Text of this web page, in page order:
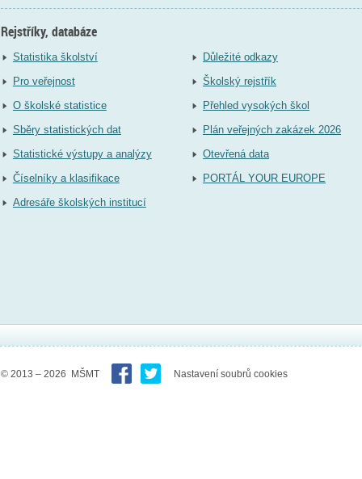
Rejstříky, databáze
Statistika školství
Pro veřejnost
O školské statistice
Sběry statistických dat
Statistické výstupy a analýzy
Číselníky a klasifikace
Adresáře školských institucí
Důležité odkazy
Školský rejstřík
Přehled vysokých škol
Plán veřejných zakázek 2026
Otevřená data
PORTÁL YOUR EUROPE
© 2013 – 2026 MŠMT Nastavení soubrů cookies